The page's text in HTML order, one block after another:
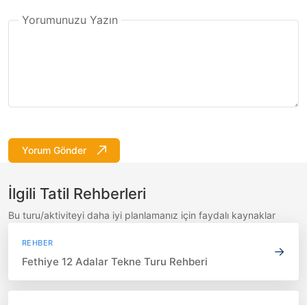
Yorumunuzu Yazın
Yorum Gönder
İlgili Tatil Rehberleri
Bu turu/aktiviteyi daha iyi planlamanız için faydalı kaynaklar
REHBER
Fethiye 12 Adalar Tekne Turu Rehberi
→